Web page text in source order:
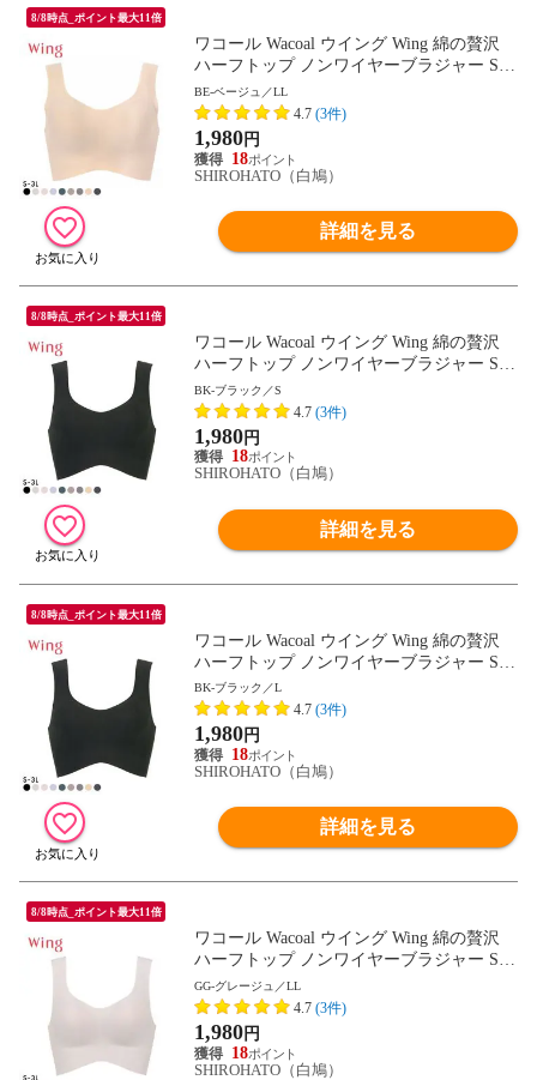
8/8時点_ポイント最大11倍
ワコール Wacoal ウイング Wing 綿の贅沢
ハーフトップ ノンワイヤーブラジャー S-3
L ワイヤレスブラ 耐静電気 吸放湿
BE-ベージュ／LL
4.7 (3件)
1,980円
18
SHIROHATO（白鳩）
詳細を見る
8/8時点_ポイント最大11倍
ワコール Wacoal ウイング Wing 綿の贅沢
ハーフトップ ノンワイヤーブラジャー S-3
L ワイヤレスブラ 耐静電気 吸放湿
BK-ブラック／S
4.7 (3件)
1,980円
18
SHIROHATO（白鳩）
詳細を見る
8/8時点_ポイント最大11倍
ワコール Wacoal ウイング Wing 綿の贅沢
ハーフトップ ノンワイヤーブラジャー S-3
L ワイヤレスブラ 耐静電気 吸放湿
BK-ブラック／L
4.7 (3件)
1,980円
18
SHIROHATO（白鳩）
詳細を見る
8/8時点_ポイント最大11倍
ワコール Wacoal ウイング Wing 綿の贅沢
ハーフトップ ノンワイヤーブラジャー S-3
L ワイヤレスブラ 耐静電気 吸放湿
GG-グレージュ／LL
4.7 (3件)
1,980円
18
SHIROHATO（白鳩）